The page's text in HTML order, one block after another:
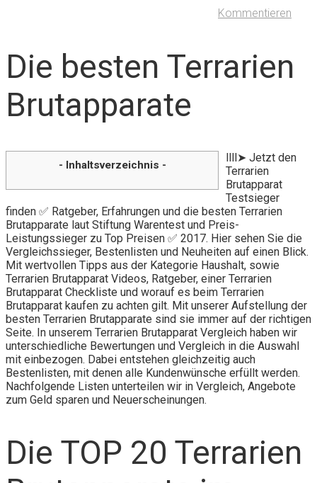
Kommentieren
Die besten Terrarien
Brutapparate
- Inhaltsverzeichnis -
llll➤ Jetzt den
Terrarien
Brutapparat
Testsieger
finden ✅ Ratgeber, Erfahrungen und die besten Terrarien
Brutapparate laut Stiftung Warentest und Preis-
Leistungssieger zu Top Preisen ✅ 2017. Hier sehen Sie die
Vergleichssieger, Bestenlisten und Neuheiten auf einen Blick.
Mit wertvollen Tipps aus der Kategorie Haushalt, sowie
Terrarien Brutapparat Videos, Ratgeber, einer Terrarien
Brutapparat Checkliste und worauf es beim Terrarien
Brutapparat kaufen zu achten gilt. Mit unserer Aufstellung der
besten Terrarien Brutapparate sind sie immer auf der richtigen
Seite. In unserem Terrarien Brutapparat Vergleich haben wir
unterschiedliche Bewertungen und Vergleich in die Auswahl
mit einbezogen. Dabei entstehen gleichzeitig auch
Bestenlisten, mit denen alle Kundenwünsche erfüllt werden.
Nachfolgende Listen unterteilen wir in Vergleich, Angebote
zum Geld sparen und Neuerscheinungen.
Die TOP 20 Terrarien